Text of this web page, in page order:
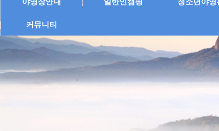
야영장안내 일반인캠핑 청소년야영
커뮤니티